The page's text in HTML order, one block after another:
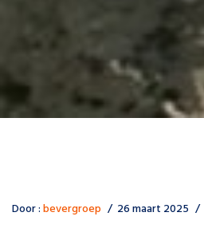
Door :bevergroep 26 maart 2025